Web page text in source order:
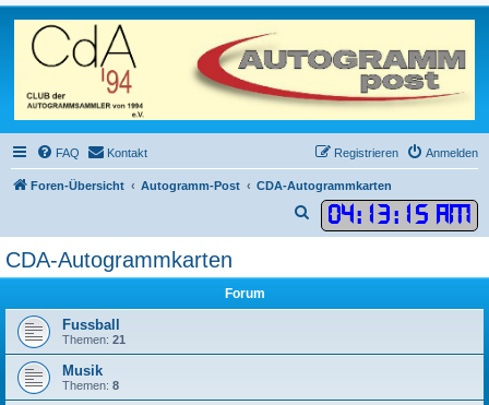
FAQ Kontakt Anmelden
Registrieren
Foren-Übersicht Autogramm-Post CDA-Autogrammkarten
04: 13: 15 AM
u
CDA-Autogrammkarten
Forum
Fussball
Themen: 21
Musik
Themen: 8